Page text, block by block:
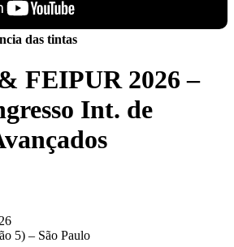
das tintas
FEIPUR 2026 –
Int. de
5) – São Paulo